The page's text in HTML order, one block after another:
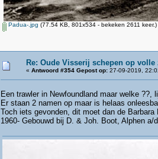
Padua-.jpg (77.54 KB, 801x534 - bekeken 2611 keer.)
Re: Oude Visserij schepen op volle
« Antwoord #354 Gepost op: 27-09-2019,
Een trawler in Newfoundland maar welke
Er staan 2 namen op maar is helaas
Toch iets gevonden, dit moet dan de
1960- Gebouwd bij D. & Joh. Boot, Alphen a/